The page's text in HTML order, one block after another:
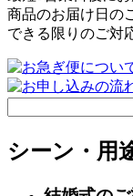
商品のお届け日の
できる限りのご対
シーン・用